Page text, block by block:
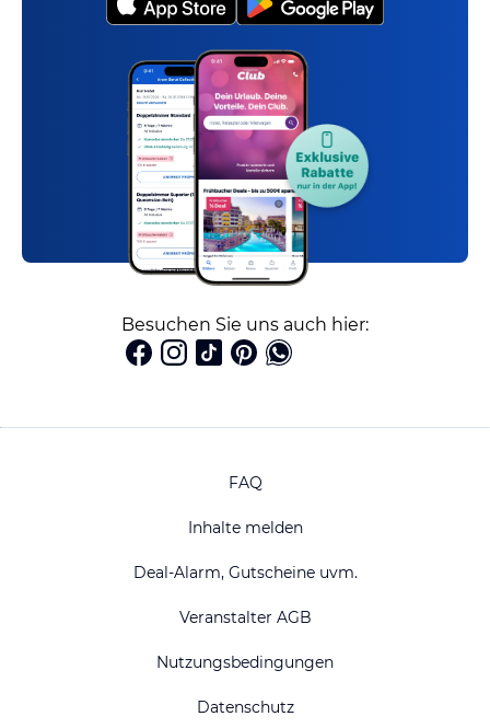
Besuchen Sie uns auch hier:
FAQ
Inhalte melden
Deal-Alarm, Gutscheine uvm.
Veranstalter AGB
Nutzungsbedingungen
Datenschutz